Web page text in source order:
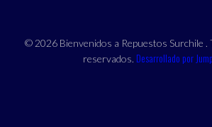
© 2026 Bienvenidos a Repuestos Surchile .
reservados. Desarrollado por